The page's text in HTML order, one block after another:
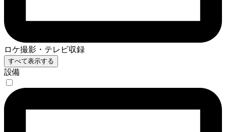
ロケ撮影・テレビ収録
すべて表示する
設備